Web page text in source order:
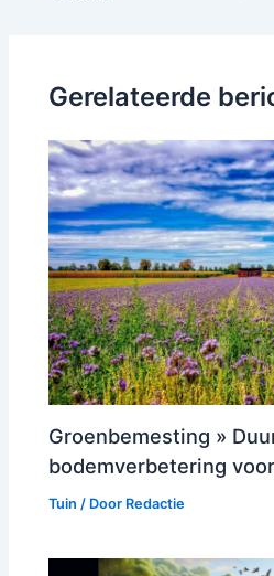
Gerelateerde
Groenbemesting »
bodemverbetering
Tuin / Door Redactie